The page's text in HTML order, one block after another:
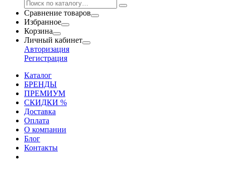
Сравнение товаров
Избранное
Корзина
Личный кабинет
Авторизация
Регистрация
Каталог
БРЕНДЫ
ПРЕМИУМ
СКИДКИ %
Доставка
Оплата
О компании
Блог
Контакты